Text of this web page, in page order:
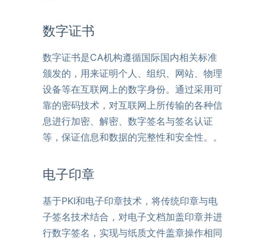
数字证书
数字证书是CA机构遵循国际国内相关标准
颁发的，用来证明个人、组织、网站、物理
设备等在互联网上的数字身份。通过采用可
靠的密码技术，对互联网上所传输的各种信
息进行加密、解密、数字签名与签名认证
等，保证信息和数据的完整性和安全性。。
电子印章
基于PKI和电子印章技术，将传统印章与电
子签名技术结合，对电子文档加盖印章并进
行数字签名，实现与纸质文件盖章操作相同